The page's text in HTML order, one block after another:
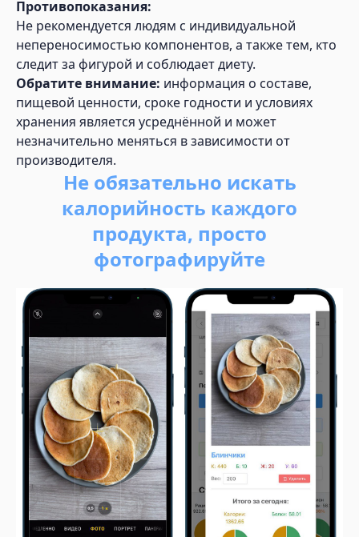
Противопоказания:
Не рекомендуется людям с индивидуальной
непереносимостью компонентов, а также тем, кто
следит за фигурой и соблюдает диету.
Обратите внимание: информация о составе,
пищевой ценности, сроке годности и условиях
хранения является усреднённой и может
незначительно меняться в зависимости от
производителя.
Не обязательно искать
калорийность каждого
продукта, просто
фотографируйте